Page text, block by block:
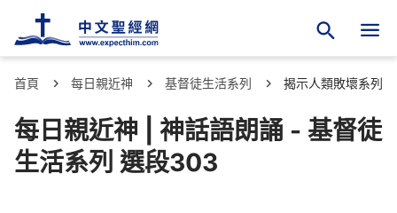
首頁 每日親近神 基督徒生活系列 揭示人類敗壞系列
每日親近神 | 神話語朗誦 - 基督徒
生活系列 選段303